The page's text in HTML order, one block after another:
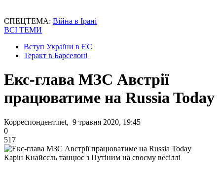
СПЕЦТЕМА: Війна в Ірані
ВСІ ТЕМИ
Вступ України в ЄС
Теракт в Барселоні
Екс-глава МЗС Австрії
працюватиме на Russia Today
Корреспондент.net, 9 травня 2020, 19:45
0
517
Карін Кнайссль танцює з Путіним на своєму весіллі